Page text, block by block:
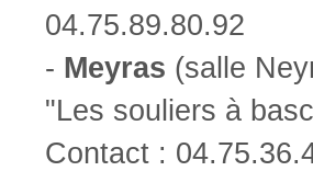
04.75.89.80.92
- Meyras (salle
"Les souliers à
Contact :